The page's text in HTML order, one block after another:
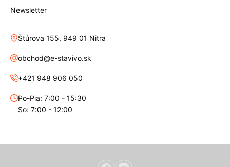
Newsletter
Štúrova 155, 949 01 Nitra
obchod@e-stavivo.sk
+421 948 906 050
Po-Pia: 7:00 - 15:30
So: 7:00 - 12:00